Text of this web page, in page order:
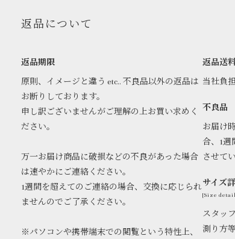
返品について
返品期限
原則、イメージと違う etc.. 不良品以外の返品は
お断りしております。
申し訳ございませんがご理解の上お買い求めく
ださい。
万一お届け商品に破損などの不良があった場合
は速やかにご連絡ください。
1週間を超えてのご連絡の場合、交換に応じられ
ませんのでご了承ください。
※パソコンや携帯端末での閲覧という特性上、
返品送
当社負
不良品
お届け
合、1週
させて
サイズ
[Size
スタッ
測り方